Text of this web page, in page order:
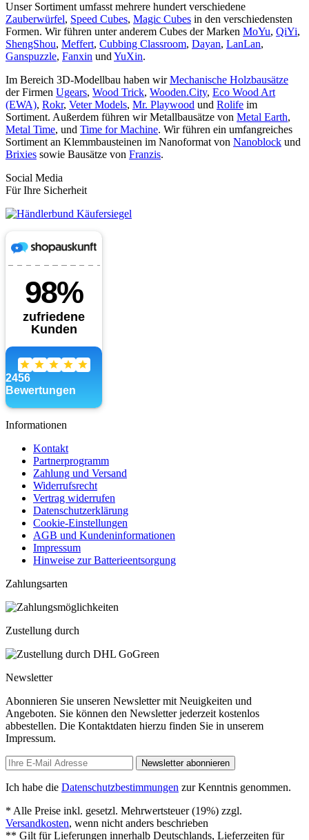
Unser Sortiment umfasst mehrere hundert verschiedene
Zauberwürfel, Speed Cubes, Magic Cubes in den verschiedensten
Formen. Wir führen unter anderem Cubes der Marken MoYu, QiYi,
ShengShou, Meffert, Cubbing Classroom, Dayan, LanLan,
Ganspuzzle, Fanxin und YuXin.
Im Bereich 3D-Modellbau haben wirMechanische Holzbausätze
der Firmen Ugears, Wood Trick, Wooden.City, Eco Wood Art
(EWA), Rokr, Veter Models, Mr. Playwood und Rolife im
Sortiment. Außerdem führen wir Metallbausätze von Metal Earth,
Metal Time, und Time for Machine. Wir führen ein umfangreiches
Sortiment an Klemmbausteinen im Nanoformat von Nanoblock und
Brixies sowie Bausätze von Franzis.
Social Media
Für Ihre Sicherheit
Informationen
Kontakt
Partnerprogramm
Zahlung und Versand
Widerrufsrecht
Vertrag widerrufen
Datenschutzerklärung
Cookie-Einstellungen
AGB und Kundeninformationen
Impressum
Hinweise zur Batterieentsorgung
Zahlungsarten
Zustellung durch
Newsletter
Abonnieren Sie unseren Newsletter mit Neuigkeiten und
Angeboten. Sie können den Newsletter jederzeit kostenlos
abbestellen. Die Kontaktdaten hierzu finden Sie in unserem
Impressum.
Newsletter abonnieren
Ich habe die Datenschutzbestimmungen zur Kenntnis genommen.
* Alle Preise inkl. gesetzl. Mehrwertsteuer (19%) zzgl.
Versandkosten, wenn nicht anders beschrieben
** Gilt für Lieferungen innerhalb Deutschlands, Lieferzeiten für